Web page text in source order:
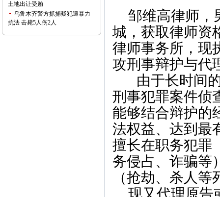
土地出让受贿
乌鲁木齐警方抓捕疑犯遭暴力
抗法 击毙5人伤2人
邹维高律师，
城，获取律师资
律师事务所，现
攻刑事辩护与代
由于长时间
刑事犯罪案件侦
能够结合辩护的
法权益、达到最
擅长在职务犯罪
务侵占、诈骗等
（抢劫、杀人
现又代理原告